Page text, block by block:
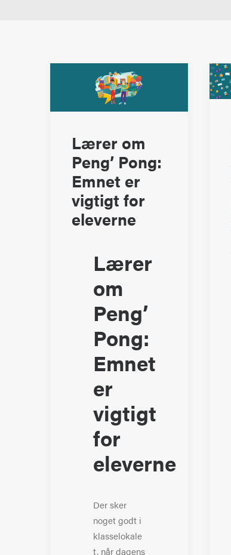
Lærer om
Peng’ Pong:
Emnet er
vigtigt for
eleverne
Lærer
om
Peng’
Pong:
Emnet
er
vigtigt
for
eleverne
Der sker
noget godt i
klasselokale
t, når dagens